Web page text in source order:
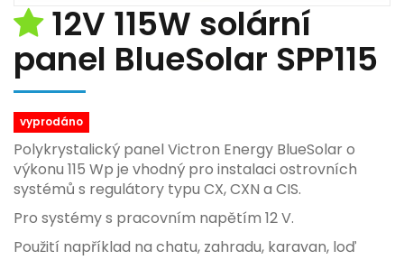
12V 115W solární
panel BlueSolar SPP115
vyprodáno
Polykrystalický panel Victron Energy BlueSolar o
výkonu 115 Wp je vhodný pro instalaci ostrovních
systémů s regulátory typu CX, CXN a CIS.
Pro systémy s pracovním napětím 12 V.
Použití například na chatu, zahradu, karavan, loď